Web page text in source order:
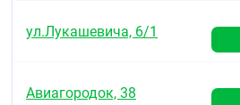
ул.Лукашевича, 6/1
Авиагородок, 38